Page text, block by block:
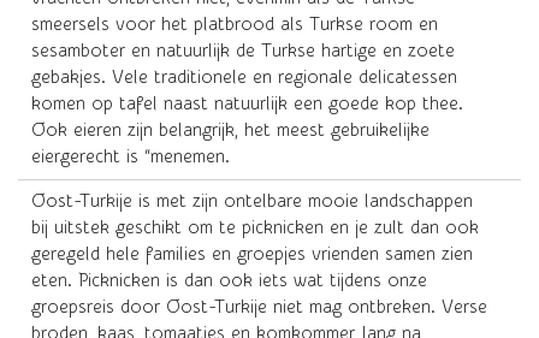
smeersels voor het platbrood als Turkse room en
sesamboter en natuurlijk de Turkse hartige en zoete
gebakjes. Vele traditionele en regionale delicatessen
komen op tafel naast natuurlijk een goede kop thee.
Ook eieren zijn belangrijk, het meest gebruikelijke
eiergerecht is “menemen.
Oost-Turkije is met zijn ontelbare mooie landschappen
bij uitstek geschikt om te picknicken en je zult dan ook
geregeld hele families en groepjes vrienden samen zien
eten. Picknicken is dan ook iets wat tijdens onze
groepsreis door Oost-Turkije niet mag ontbreken. Verse
broden, kaas, tomaatjes en komkommer, lang na